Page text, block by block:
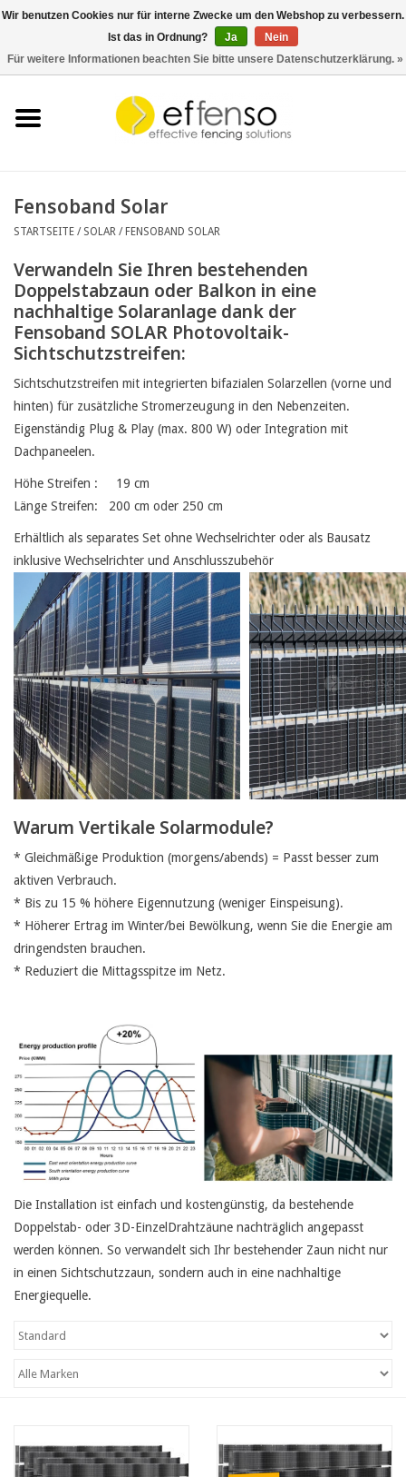
Solar
Schnäppchen
Karte
Fensoband Solar
STARTSEITE / SOLAR /FENSOBAND SOLAR
Verwandeln Sie Ihren bestehenden
Doppelstabzaun oder Balkon in eine
nachhaltige Solaranlage dank der
Fensoband SOLAR Photovoltaik-
Sichtschutzstreifen:
Sichtschutzstreifen mit integrierten bifazialen Solarzellen (vorne und
hinten) für zusätzliche Stromerzeugung in den Nebenzeiten.
Eigenständig Plug & Play (max. 800 W) oder Integration mit
Dachpaneelen.
Höhe Streifen : 19 cm
Länge Streifen: 200 cm oder 250 cm
Erhältlich als separates Set ohne Wechselrichter oder als Bausatz
inklusive Wechselrichter und Anschlusszubehör
Warum Vertikale Solarmodule?
* Gleichmäßige Produktion (morgens/abends) = Passt besser zum
aktiven Verbrauch.
* Bis zu 15 % höhere Eigennutzung (weniger Einspeisung).
* Höherer Ertrag im Winter/bei Bewölkung, wenn Sie die Energie am
dringendsten brauchen.
* Reduziert die Mittagsspitze im Netz.
Die Installation ist einfach und kostengünstig, da bestehende
Doppelstab- oder 3D-EinzelDrahtzäune nachträglich angepasst
werden können. So verwandelt sich Ihr bestehender Zaun nicht nur
in einen Sichtschutzzaun, sondern auch in eine nachhaltige
Energiequelle.
Wir benutzen Cookies nur für interne Zwecke um den Webshop zu verbessern.
Ist das in Ordnung?
Ja
Nein
Für weitere Informationen beachten Sie bitte unsere Datenschutzerklärung. »